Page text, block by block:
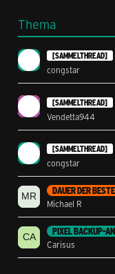
Thema
[SAMMELTHREAD]
congstar
[SAMMELTHREAD]
Vendetta944
[SAMMELTHREAD]
congstar
DAUER DER
Michael R
PIXEL BACKUP-
Carisus